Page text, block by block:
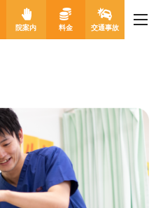
院案内 料金 交通事故